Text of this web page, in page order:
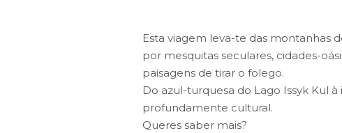
Esta viagem leva-te das montanhas
por mesquitas seculares, cidades-
paisagens de tirar o folego.
Do azul-turquesa do Lago Issyk Kul
profundamente cultural.
Queres saber mais?